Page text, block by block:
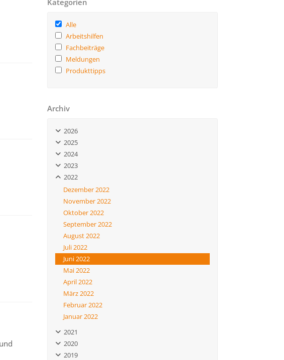
Kategorien
Alle
Arbeitshilfen
Fachbeiträge
Meldungen
Produkttipps
Archiv
2026
2025
2024
2023
2022
Dezember 2022
November 2022
Oktober 2022
September 2022
August 2022
Juli 2022
Juni 2022
Mai 2022
April 2022
März 2022
Februar 2022
Januar 2022
2021
2020
2019